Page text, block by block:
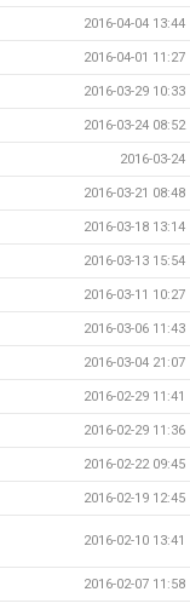
2016-04-04 13:44
2016-04-01 11:27
2016-03-29 10:33
2016-03-24 08:52
2016-03-24
2016-03-21 08:48
2016-03-18 13:14
2016-03-13 15:54
2016-03-11 10:27
2016-03-06 11:43
2016-03-04 21:07
2016-02-29 11:41
2016-02-29 11:36
2016-02-22 09:45
2016-02-19 12:45
2016-02-10 13:41
2016-02-07 11:58